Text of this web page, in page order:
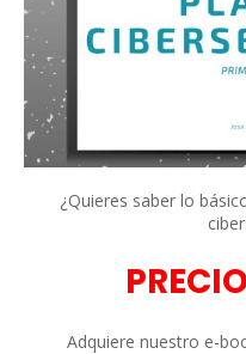
¿Quieres saber lo
Adquiere nuestro e-